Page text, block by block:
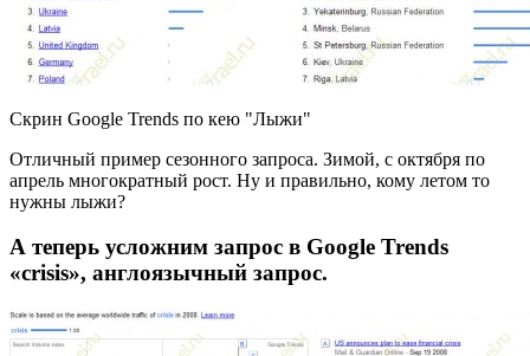
Скрин Google Trends по кею "Лыжи"
Отличный пример сезонного запроса. Зимой, с октября по
апрель многократный рост. Ну и правильно, кому летом то
нужны лыжи?
А теперь усложним запрос в Google Trends
«crisis», англоязычный запрос.